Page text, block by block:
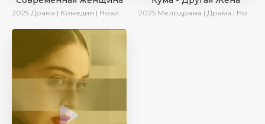
2025 Драма | Комедия | Новинки | Сериалы 2025 2025 Мелодрама | Драма | Новинки | Сериалы 2025